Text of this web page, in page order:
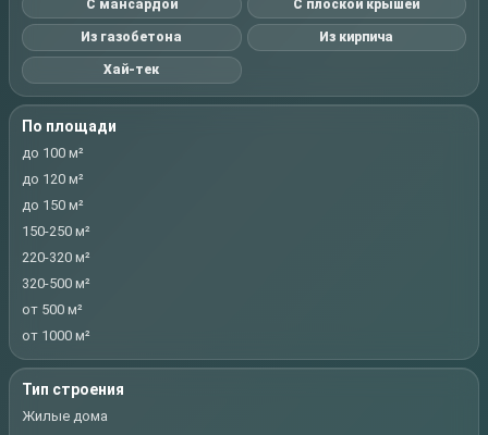
С мансардой С плоской крышей
Из газобетона Из кирпича
Хай-тек
По площади
до 100 м²
до 120 м²
до 150 м²
150-250 м²
220-320 м²
320-500 м²
от 500 м²
от 1000 м²
Тип строения
Жилые дома